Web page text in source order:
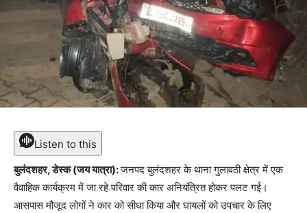
Listen to this
बुलंदशहर, डेस्क (जय यात्रा):जनपद बुलंदशहर के थाना गुलावठी क्षेत्र में एक
वैवाहिक कार्यक्रम में जा रहे परिवार की कार अनियंत्रित होकर पलट गई।
आसपास मौजूद लोगों ने कार को सीधा किया और घायलों को उपचार के लिए